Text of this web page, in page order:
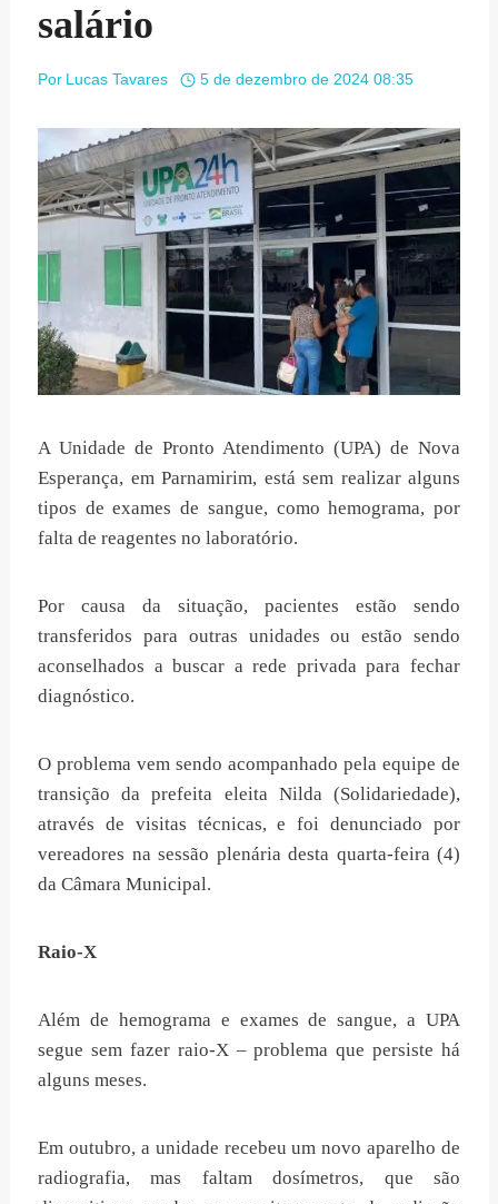
salário
Por Lucas Tavares 5 de dezembro de 2024 08:35
A Unidade de Pronto Atendimento (UPA) de Nova
Esperança, em Parnamirim, está sem realizar alguns
tipos de exames de sangue, como hemograma, por
falta de reagentes no laboratório.
Por causa da situação, pacientes estão sendo
transferidos para outras unidades ou estão sendo
aconselhados a buscar a rede privada para fechar
diagnóstico.
O problema vem sendo acompanhado pela equipe de
transição da prefeita eleita Nilda (Solidariedade),
através de visitas técnicas, e foi denunciado por
vereadores na sessão plenária desta quarta-feira (4)
da Câmara Municipal.
Raio-X
Além de hemograma e exames de sangue, a UPA
segue sem fazer raio-X – problema que persiste há
alguns meses.
Em outubro, a unidade recebeu um novo aparelho de
radiografia, mas faltam dosímetros, que são